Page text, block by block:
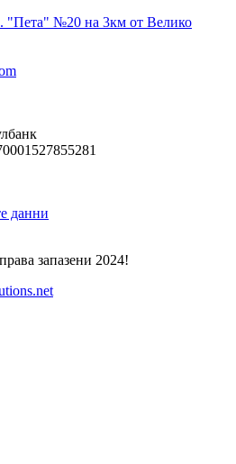
"Пета" №20 на 3км от Велико
данни
запазени 2024!